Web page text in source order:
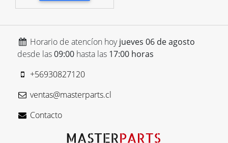
Horario de atencíon hoyjueves 06 de agosto
desde las09:00 hasta las 17:00 horas
+56930827120
ventas@masterparts.cl
Contacto